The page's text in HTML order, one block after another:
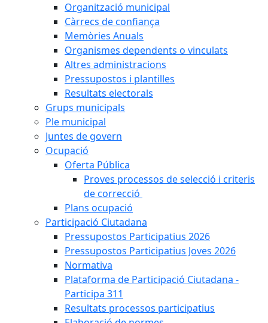
Organització municipal
Càrrecs de confiança
Memòries Anuals
Organismes dependents o vinculats
Altres administracions
Pressupostos i plantilles
Resultats electorals
Grups municipals
Ple municipal
Juntes de govern
Ocupació
Oferta Pública
Proves processos de selecció i criteris
de correcció
Plans ocupació
Participació Ciutadana
Pressupostos Participatius 2026
Pressupostos Participatius Joves 2026
Normativa
Plataforma de Participació Ciutadana -
Participa 311
Resultats processos participatius